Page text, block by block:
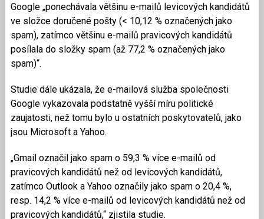
Google „ponechávala většinu e-mailů levicových kandidátů
ve složce doručené pošty (< 10,12 % označených jako
spam), zatímco většinu e-mailů pravicových kandidátů
posílala do složky spam (až 77,2 % označených jako
spam)“.
Studie dále ukázala, že e-mailová služba společnosti
Google vykazovala podstatně vyšší míru politické
zaujatosti, než tomu bylo u ostatních poskytovatelů, jako
jsou Microsoft a Yahoo.
„Gmail označil jako spam o 59,3 % více e-mailů od
pravicových kandidátů než od levicových kandidátů,
zatímco Outlook a Yahoo označily jako spam o 20,4 %,
resp. 14,2 % více e-mailů od levicových kandidátů než od
pravicových kandidátů,“ zjistila studie.